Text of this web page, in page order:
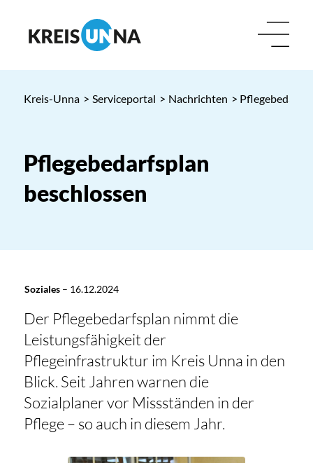
Kreis-Unna > Serviceportal > Nachrichten >
Pflegebedarfsplan
beschlossen
Soziales– 16.12.2024
Der Pflegebedarfsplan nimmt die
Leistungsfähigkeit der
Pflegeinfrastruktur im Kreis Unna in den
Blick. Seit Jahren warnen die
Sozialplaner vor Missständen in der
Pflege – so auch in diesem Jahr.